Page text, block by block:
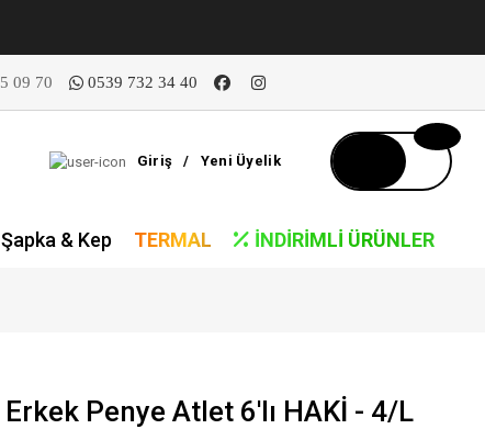
09 70 0539 732 34 40
Giriş / Yeni Üyelik
Şapka & Kep TERMAL İNDIRIMLI ÜRÜNLER
Penye Atlet 6'lı HAKİ - 4/L